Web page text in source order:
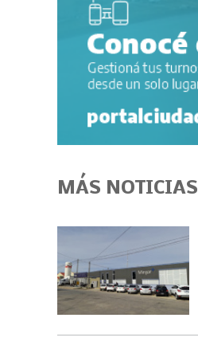
MÁS NOTICIAS